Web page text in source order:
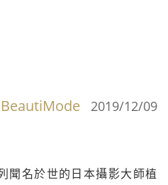
BeautiMode 2019/12/09
聞名於世的日本攝影大師植